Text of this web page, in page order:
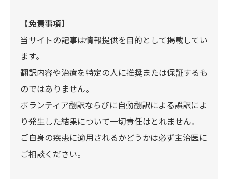
【免責事項】
当サイトの記事は情報提供を目的として掲載してい
ます。
翻訳内容や治療を特定の人に推奨または保証するも
のではありません。
ボランティア翻訳ならびに自動翻訳による誤訳によ
り発生した結果について一切責任はとれません。
ご自身の疾患に適用されるかどうかは必ず主治医に
ご相談ください。